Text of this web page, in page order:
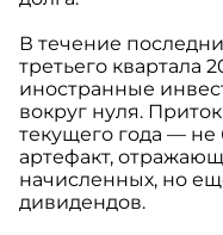
В течение
третьего квартала
иностранные
вокруг нуля.
текущего года — не
артефакт,
начисленных, но
дивидендов.